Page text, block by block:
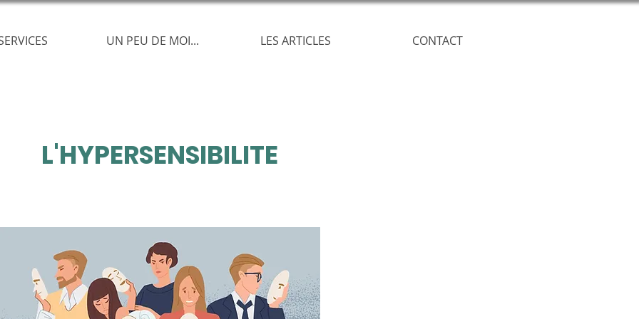
UN PEU DE MOI... LES ARTICLES CONTACT
L'HYPERSENSIBILITE